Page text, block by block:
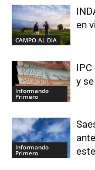
CAMPO AL DIA
en
Informando
Primero
IPC
y
Informando
Primero